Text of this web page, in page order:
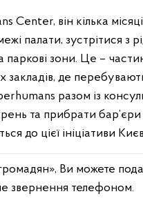
Center, він кілька
палати, зустрітися
паркові зони. Це –
де
разом із
та прибрати
до цієї ініціативи
Ви можете
звернення телефоном.